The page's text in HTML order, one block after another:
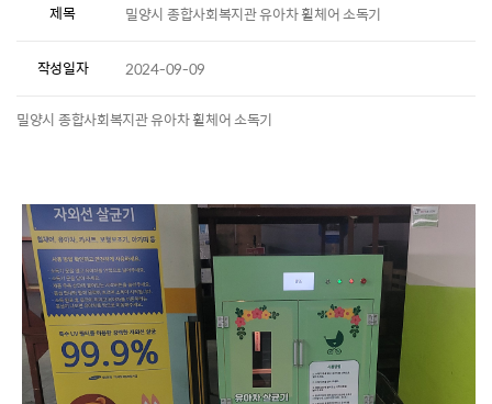
제목 밀양시 종합사회복지관 유아차 휠체어 소독기
작성일자 2024-09-09
밀양시 종합사회복지관 유아차 휠체어 소독기